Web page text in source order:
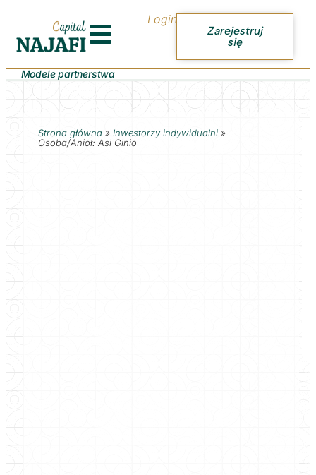
Login
Zarejestruj
się
Modele partnerstwa
Strona główna» Inwestorzy indywidualni»
Osoba/Anioł: Asi Ginio